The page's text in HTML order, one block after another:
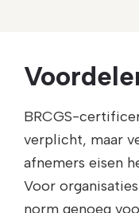
BRCGS-
verplicht, maar
afnemers eisen
Voor
norm genoeg